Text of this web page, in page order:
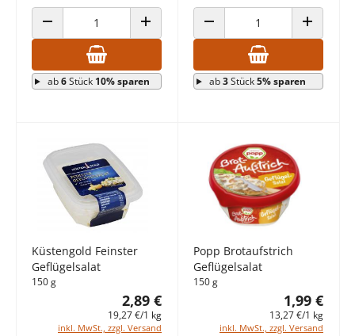
ANZAHL VERRINGERN ANZAHL ERHÖHEN
ab6Stück 10% sparen
ANZAHL VERRINGERN ANZAHL
ab3Stück5% sparen
Küstengold Feinster
Geflügelsalat
150 g
2,89 €
19,27 €/1 kg
inkl. MwSt., zzgl. Versand
Popp Brotaufstrich
Geflügelsalat
150 g
1,99 €
13,27 €/1 kg
inkl. MwSt., zzgl. Versand